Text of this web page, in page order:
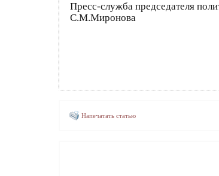
Пресс-служба председателя
С.М.Миронова
Напечатать статью